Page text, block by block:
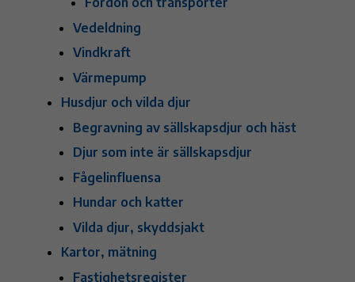
Vedeldning
Vindkraft
Värmepump
Husdjur och vilda djur
Begravning av sällskapsdjur och häst
Djur som inte är sällskapsdjur
Fågelinfluensa
Hundar och katter
Vilda djur, skyddsjakt
Kartor, mätning
Fastighetsregister